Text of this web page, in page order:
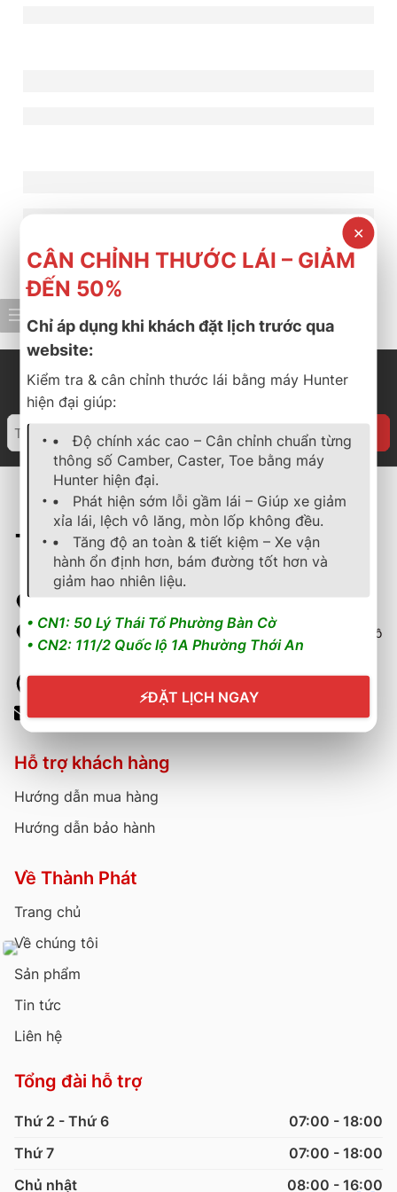
Trung Tâm Dịch Vụ Lốp Xe Thành Phát
✕
CÂN CHỈNH THƯỚC LÁI – GIẢM
ĐẾN 50%
Chỉ áp dụng khi khách đặt lịch trước qua
website:
Kiểm tra & cân chỉnh thước lái bằng máy Hunter
hiện đại giúp:
Độ chính xác cao – Cân chỉnh chuẩn từng
thông số Camber, Caster, Toe bằng máy
Hunter hiện đại.
Phát hiện sớm lỗi gầm lái – Giúp xe giảm
xỉa lái, lệch vô lăng, mòn lốp không đều.
Tăng độ an toàn & tiết kiệm – Xe vận
hành ổn định hơn, bám đường tốt hơn và
giảm hao nhiên liệu.
• CN1: 50 Lý Thái Tổ Phường Bàn Cờ
• CN2: 111/2 Quốc lộ 1A Phường Thới An
⚡ĐẶT LỊCH NGAY
111/2 Quốc lộ 1A, Phường Thới An, Quận 12, Thành phố Hồ
Chí Minh
Hỗ trợ khách hàng
Hướng dẫn mua hàng
Hướng dẫn bảo hành
Về Thành Phát
Trang chủ
Về chúng tôi
Sản phẩm
Tin tức
Liên hệ
Tổng đài hỗ trợ
Thứ 2 - Thứ 6
07:00 - 18:00
Thứ 7
07:00 - 18:00
Chủ nhật
08:00 - 16:00